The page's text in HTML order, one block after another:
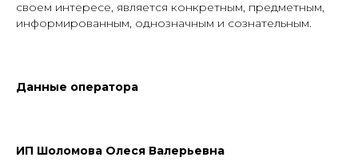
своем интересе, является конкретным, предметным,
информированным, однозначным и сознательным.
Данные оператора
ИП Шоломова Олеся Валерьевна